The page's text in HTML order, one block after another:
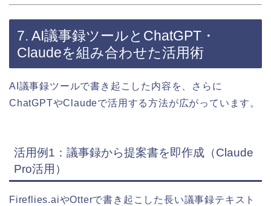
7. AI議事録ツールとChatGPT・
Claudeを組み合わせた活用術
AI議事録ツールで書き起こした内容を、さらに
ChatGPTやClaudeで活用する方法が広がっています。
活用例1：議事録から提案書を即作成（Claude
Pro活用）
Fireflies.aiやOtterで書き起こした長い議事録テキスト